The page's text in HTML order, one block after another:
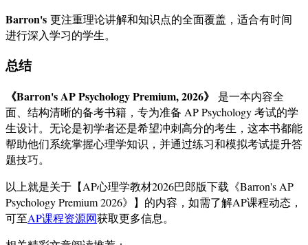
Barron's 更注重理论讲解和知识点的全面覆盖，适合有时间
进行深入学习的学生。
总结
《Barron's AP Psychology Premium, 2026》
是一本内容全
面、结构清晰的备考书籍，专为准备 AP Psychology 考试的学
生设计。无论是初学者还是希望冲刺高分的考生，这本书都能
帮助他们系统掌握心理学知识，并通过练习和模拟考试提升答
题技巧。
以上就是关于【AP心理学教材2026巴郎版下载《Barron's AP
Psychology Premium 2026》】的内容，如需了解AP课程动态，
可至AP课程资源网获取更多信息。